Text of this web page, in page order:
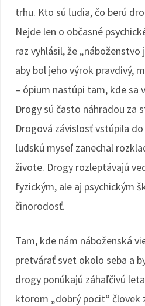
trhu. Kto sú ľudia, čo berú
Nejde len o občasné
raz vyhlásil, že
aby bol jeho výrok pravdivý,
– ópium nastúpi tam, kde sa
Drogy sú často náhradou za
Drogová závislosť vstúpila
ľudskú myseľ zanechal
živote. Drogy rozleptávajú
fyzickým, ale aj psychickým
činorodosť.
Tam, kde nám náboženská
pretvárať svet okolo seba a
drogy ponúkajú záhaľčivú
ktorom „dobrý pocit“ človek